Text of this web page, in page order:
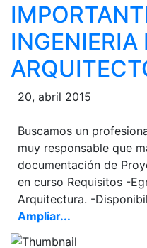
INGENIERIA
20, abril 2015
Buscamos un
muy responsable que
documentación de
en curso Requisitos -
Arquitectura. -
Ampliar...